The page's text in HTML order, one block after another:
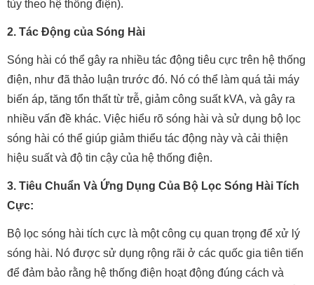
tùy theo hệ thống điện).
2. Tác Động của Sóng Hài
Sóng hài có thể gây ra nhiều tác động tiêu cực trên hệ thống
điện, như đã thảo luận trước đó. Nó có thể làm quá tải máy
biến áp, tăng tổn thất từ trễ, giảm công suất kVA, và gây ra
nhiều vấn đề khác. Việc hiểu rõ sóng hài và sử dụng bộ lọc
sóng hài có thể giúp giảm thiểu tác động này và cải thiện
hiệu suất và độ tin cậy của hệ thống điện.
3. Tiêu Chuẩn Và Ứng Dụng Của Bộ Lọc Sóng Hài Tích
Cực:
Bộ lọc sóng hài tích cực là một công cụ quan trọng để xử lý
sóng hài. Nó được sử dụng rộng rãi ở các quốc gia tiên tiến
để đảm bảo rằng hệ thống điện hoạt động đúng cách và